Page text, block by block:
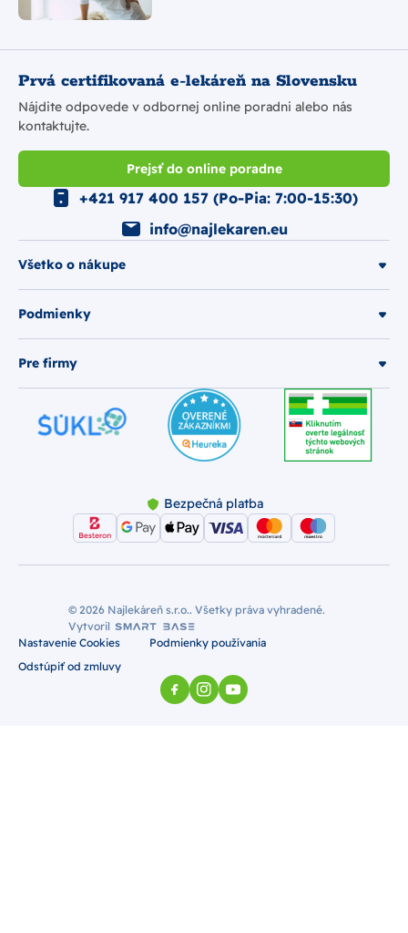
Prvá certifikovaná e-lekáreň na Slovensku
Nájdite odpovede v odbornej online poradni alebo nás
kontaktujte.
Prejsť do online poradne
Všetko o nákupe
Podmienky
Pre firmy
+421 917 400 157 (Po-Pia: 7:00-15:30)
info@najlekaren.eu
Bezpečná platba
© 2026 Najlekáreň s.r.o.. Všetky práva vyhradené.
Vytvoril
Nastavenie Cookies
Podmienky používania
Odstúpiť od zmluvy